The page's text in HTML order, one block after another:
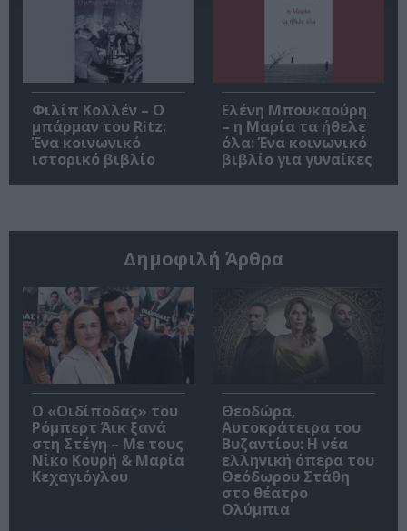
Φιλίπ Κολλέν – Ο
μπάρμαν του Ritz:
Ένα κοινωνικό
ιστορικό βιβλίο
Ελένη Μπουκαούρη
– η Μαρία τα ήθελε
όλα: Ένα κοινωνικό
βιβλίο για γυναίκες
Δημοφιλή Άρθρα
O «Οιδίποδας» του
Ρόμπερτ Άικ ξανά
στη Στέγη – Με τους
Νίκο Κουρή & Μαρία
Κεχαγιόγλου
Θεοδώρα,
Αυτοκράτειρα του
Βυζαντίου: Η νέα
ελληνική όπερα του
Θεόδωρου Στάθη
στο θέατρο
Ολύμπια